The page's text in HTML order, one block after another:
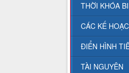
THỜI KHÓA
CÁC KẾ
ĐIỂN HÌNH
TÀI NGUYÊN